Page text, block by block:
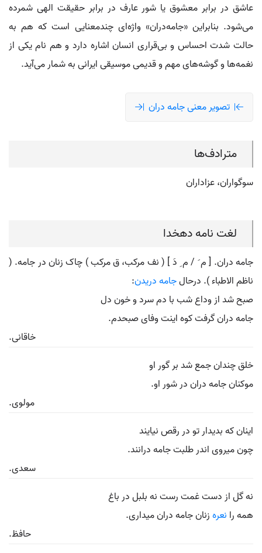
عاشق در برابر معشوق یا شور عارف در برابر حقیقت الهی شمرده
می‌شود. بنابراین «جامه‌دران» واژه‌ای چندمعنایی است که هم به
حالت شدت احساس و بی‌قراری انسان اشاره دارد و هم نام یکی از
نغمه‌ها و گوشه‌های مهم و قدیمی موسیقی ایرانی به شمار می‌آید.
تصویر معنی جامه دران
مترادف‌ها
سوگواران، عزاداران
لغت نامه دهخدا
جامه دران. [ م َ / م ِ دَ ] ( نف مرکب، ق مرکب ) چاک زنان در جامه. (
ناظم الاطباء ). درحالجامه دریدن:
صبح شد از وداع شب با دم سرد و خون دل
جامه دران گرفت کوه اینت وفای صبحدم.
خاقانی.
خلق چندان جمع شد بر گور او
موکنان جامه دران در شور او.
مولوی.
اینان که بدیدار تو در رقص نیایند
چون میروی اندر طلبت جامه درانند.
سعدی.
نه گل از دست غمت رست نه بلبل در باغ
همه را نعرهزنان جامه دران میداری.
حافظ.